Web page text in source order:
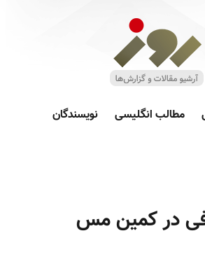
مطالب انگلیسی نویسندگان
در کمین مس